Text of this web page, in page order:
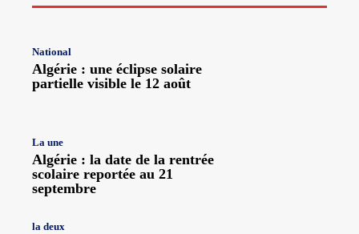
National
Algérie : une éclipse solaire
partielle visible le 12 août
La une
Algérie : la date de la rentrée
scolaire reportée au 21
septembre
la deux